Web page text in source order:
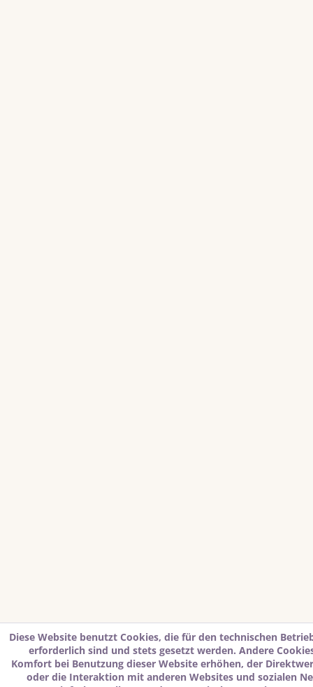
Diese Website benutzt Cookies, die für den technischen
erforderlich sind und stets gesetzt werden. Andere
Komfort bei Benutzung dieser Website erhöhen, der
oder die Interaktion mit anderen Websites und sozialen